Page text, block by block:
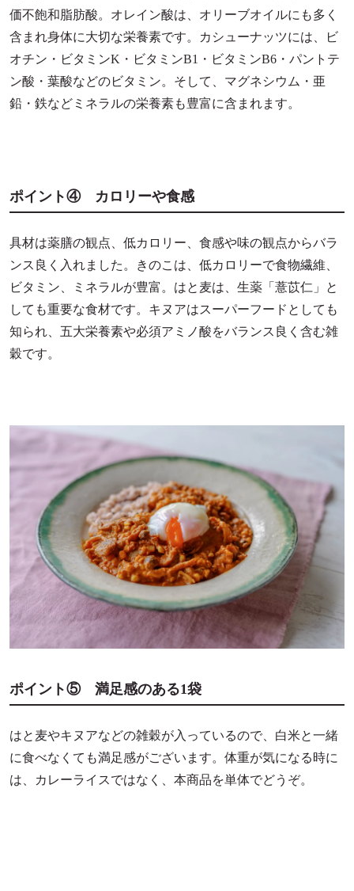
価不飽和脂肪酸。オレイン酸は、オリーブオイルにも多く
含まれ身体に大切な栄養素です。カシューナッツには、ビ
オチン・ビタミンK・ビタミンB1・ビタミンB6・パントテ
ン酸・葉酸などのビタミン。そして、マグネシウム・亜
鉛・鉄などミネラルの栄養素も豊富に含まれます。
ポイント④ カロリーや食感
具材は薬膳の観点、低カロリー、食感や味の観点からバラ
ンス良く入れました。きのこは、低カロリーで食物繊維、
ビタミン、ミネラルが豊富。はと麦は、生薬「薏苡仁」と
しても重要な食材です。キヌアはスーパーフードとしても
知られ、五大栄養素や必須アミノ酸をバランス良く含む雑
穀です。
ポイント⑤ 満足感のある1袋
はと麦やキヌアなどの雑穀が入っているので、白米と一緒
に食べなくても満足感がございます。体重が気になる時に
は、カレーライスではなく、本商品を単体でどうぞ。